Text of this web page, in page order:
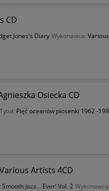
CD
Jones's Diary Wykonawca:
Osiecka CD
Tytuł: Pięć oceanów piosenki 1962 -
Artists 4CD
Jazz... Ever! Vol. 2 Wykonawca: